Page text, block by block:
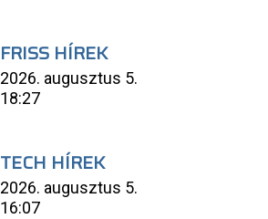
FRISS HÍREK
2026. augusztus 5.
18:27
TECH HÍREK
2026. augusztus 5.
16:07